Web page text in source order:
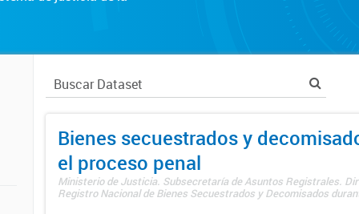
Bienes secuestrados y
el proceso penal
Ministerio de Justicia. Subsecretaría de Asuntos Registrales.
Registro Nacional de Bienes Secuestrados y Decomisados